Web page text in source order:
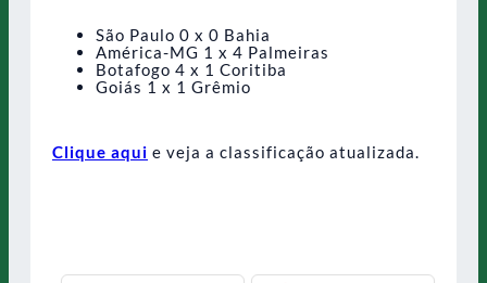
São Paulo 0 x 0 Bahia
América-MG 1 x 4 Palmeiras
Botafogo 4 x 1 Coritiba
Goiás 1 x 1 Grêmio
Clique aqui e veja a classificação atualizada.